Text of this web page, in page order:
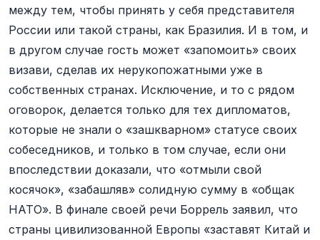
между тем, чтобы принять у себя представителя
России или такой страны, как Бразилия. И в том, и
в другом случае гость может «запомоить» своих
визави, сделав их нерукопожатными уже в
собственных странах. Исключение, и то с рядом
оговорок, делается только для тех дипломатов,
которые не знали о «зашкварном» статусе своих
собеседников, и только в том случае, если они
впоследствии доказали, что «отмыли свой
косячок», «забашляв» солидную сумму в «общак
НАТО». В финале своей речи Боррель заявил, что
страны цивилизованной Европы «заставят Китай и